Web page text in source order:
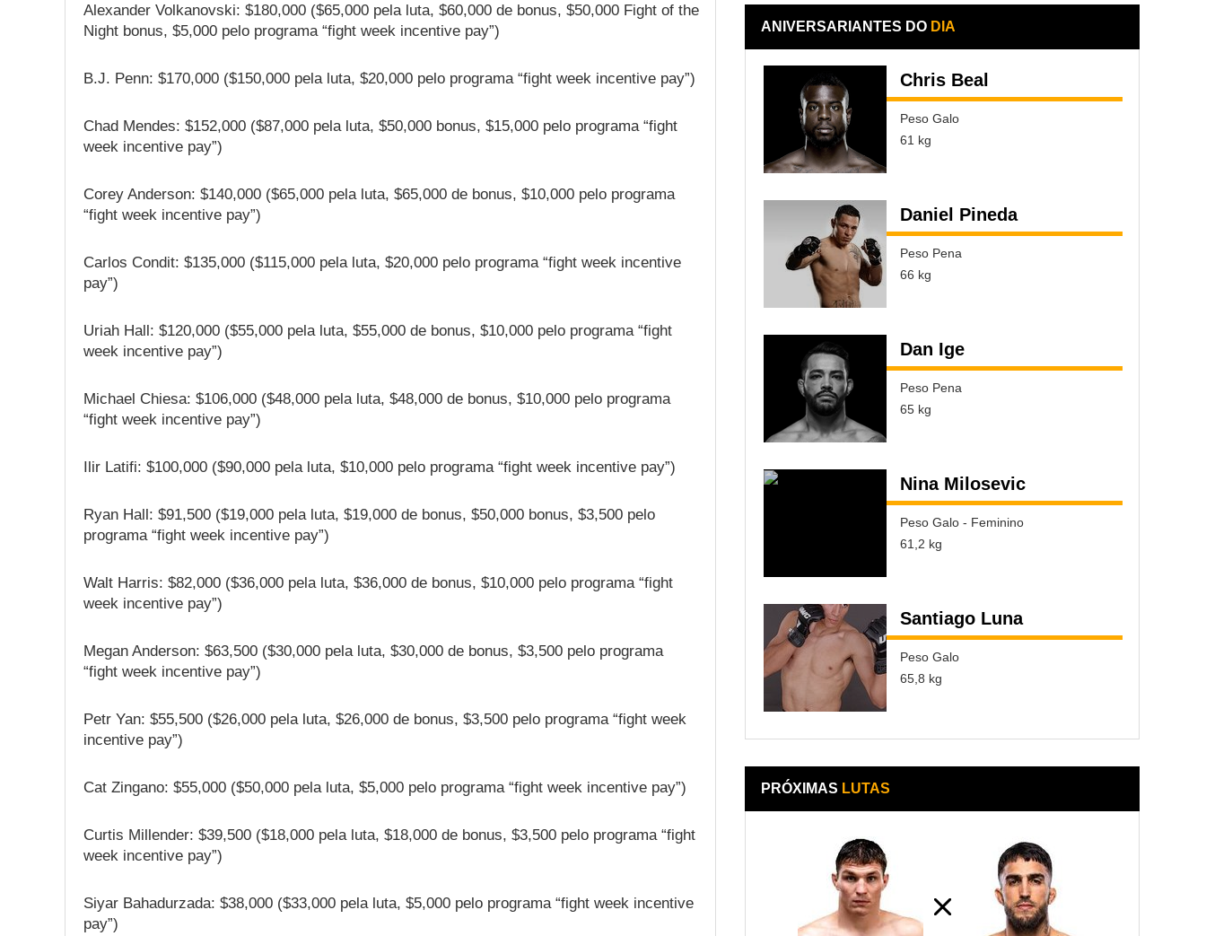
Alexander Volkanovski: $180,000 ($65,000 pela luta, $60,000 de bonus, $50,000 Fight of the
Night bonus, $5,000 pelo programa “fight week incentive pay”)
B.J. Penn: $170,000 ($150,000 pela luta, $20,000 pelo programa “fight week incentive pay”)
Chad Mendes: $152,000 ($87,000 pela luta, $50,000 bonus, $15,000 pelo programa “fight
week incentive pay”)
Corey Anderson: $140,000 ($65,000 pela luta, $65,000 de bonus, $10,000 pelo programa
“fight week incentive pay”)
Carlos Condit: $135,000 ($115,000 pela luta, $20,000 pelo programa “fight week incentive
pay”)
Uriah Hall: $120,000 ($55,000 pela luta, $55,000 de bonus, $10,000 pelo programa “fight
week incentive pay”)
Michael Chiesa: $106,000 ($48,000 pela luta, $48,000 de bonus, $10,000 pelo programa
“fight week incentive pay”)
Ilir Latifi: $100,000 ($90,000 pela luta, $10,000 pelo programa “fight week incentive pay”)
Ryan Hall: $91,500 ($19,000 pela luta, $19,000 de bonus, $50,000 bonus, $3,500 pelo
programa “fight week incentive pay”)
Walt Harris: $82,000 ($36,000 pela luta, $36,000 de bonus, $10,000 pelo programa “fight
week incentive pay”)
Megan Anderson: $63,500 ($30,000 pela luta, $30,000 de bonus, $3,500 pelo programa
“fight week incentive pay”)
Petr Yan: $55,500 ($26,000 pela luta, $26,000 de bonus, $3,500 pelo programa “fight week
incentive pay”)
Cat Zingano: $55,000 ($50,000 pela luta, $5,000 pelo programa “fight week incentive pay”)
Curtis Millender: $39,500 ($18,000 pela luta, $18,000 de bonus, $3,500 pelo programa “fight
week incentive pay”)
Siyar Bahadurzada: $38,000 ($33,000 pela luta, $5,000 pelo programa “fight week incentive
pay”)
ANIVERSARIANTES DO DIA
Chris Beal
Peso Galo
61 kg
Daniel Pineda
Peso Pena
66 kg
Dan Ige
Peso Pena
65 kg
Nina Milosevic
Peso Galo - Feminino
61,2 kg
Santiago Luna
Peso Galo
65,8 kg
PRÓXIMAS LUTAS